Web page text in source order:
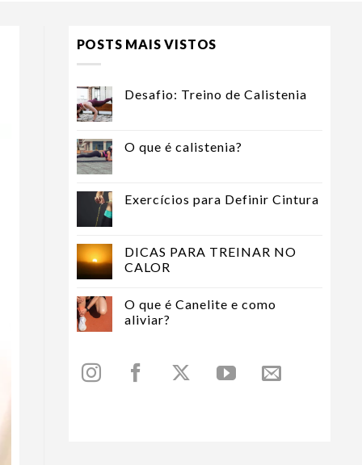
POSTS MAIS VISTOS
Desafio: Treino de Calistenia
O que é calistenia?
Exercícios para Definir Cintura
DICAS PARA TREINAR NO
CALOR
O que é Canelite e como
aliviar?